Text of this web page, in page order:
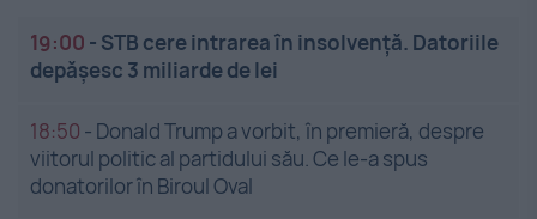
19:00 - STB cere intrarea în insolvență. Datoriile
depășesc 3 miliarde de lei
18:50 - Donald Trump a vorbit, în premieră, despre
viitorul politic al partidului său. Ce le-a spus
donatorilor în Biroul Oval